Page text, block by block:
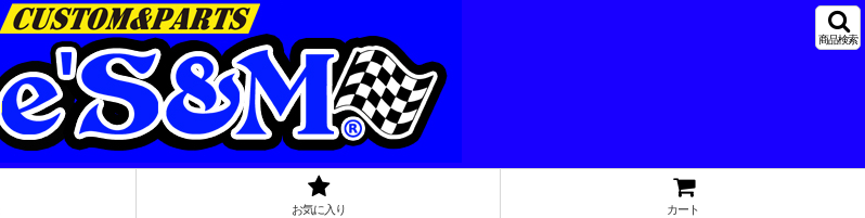
商品検索
お気に入り カート